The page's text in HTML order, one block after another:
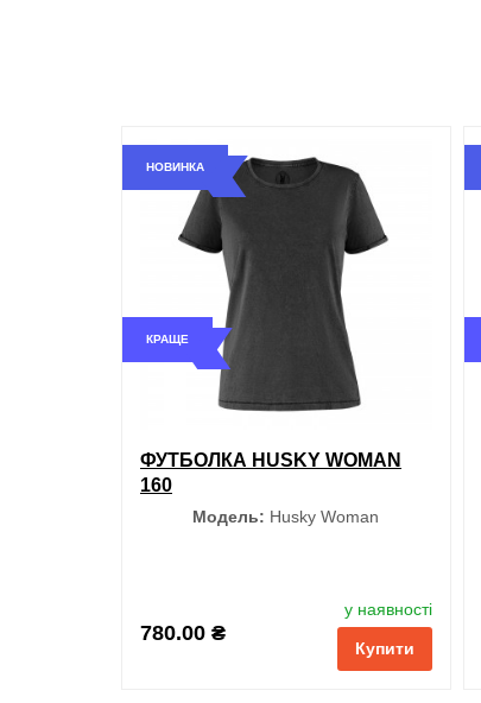
Фіолетовий
Зелений
Білий
Розмір
S
НОВИНКА
КРАЩЕ
ФУТБОЛКА HUSKY WOMAN
160
Модель: Husky Woman
780.00 ₴
у наявності
Купити
Чорний